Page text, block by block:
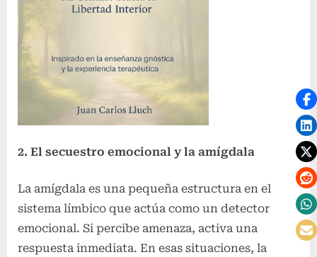
2. El secuestro emocional y la amígdala
La amígdala es una pequeña estructura en el
sistema límbico que actúa como un detector
emocional. Si percibe amenaza, activa una
respuesta inmediata. En esas situaciones, la